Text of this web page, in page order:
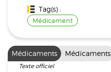
Tag(s) :
Médicament
Médicaments Médicaments
Texte officiel